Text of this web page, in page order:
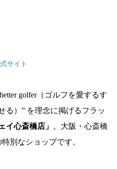
サイト
golfer（ゴルフを愛するす
る）” を理念に掲げるフラッ
イ心斎橋店」 。大阪・心斎橋
別なショップです。